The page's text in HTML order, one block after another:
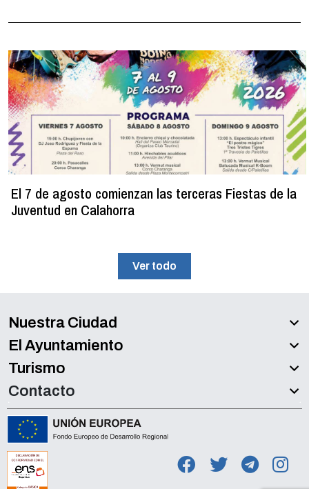
El 7 de agosto comienzan las terceras Fiestas de la
Juventud en Calahorra
Ver todo
Nuestra Ciudad
El Ayuntamiento
Turismo
Contacto